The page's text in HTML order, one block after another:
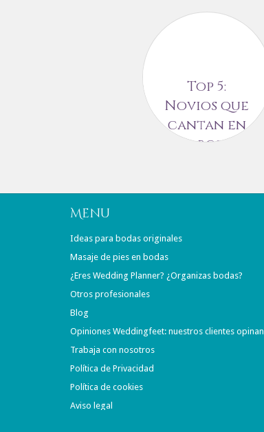
Top 5:
Novios que
cantan en
sus bodas
Menú
Ideas para bodas originales
Masaje de pies en bodas
¿Eres Wedding Planner? ¿Organizas bodas?
Otros profesionales
Blog
Opiniones Weddingfeet: nuestros clientes opinan
Trabaja con nosotros
Política de Privacidad
Política de cookies
Aviso legal